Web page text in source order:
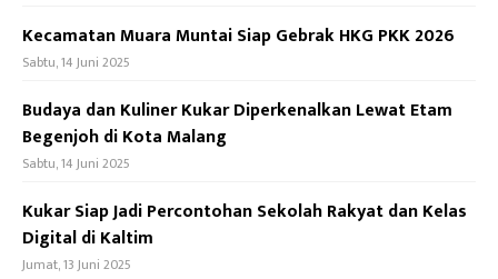
Kecamatan Muara Muntai Siap Gebrak HKG PKK 2026
Sabtu, 14 Juni 2025
Budaya dan Kuliner Kukar Diperkenalkan Lewat Etam
Begenjoh di Kota Malang
Sabtu, 14 Juni 2025
Kukar Siap Jadi Percontohan Sekolah Rakyat dan Kelas
Digital di Kaltim
Jumat, 13 Juni 2025